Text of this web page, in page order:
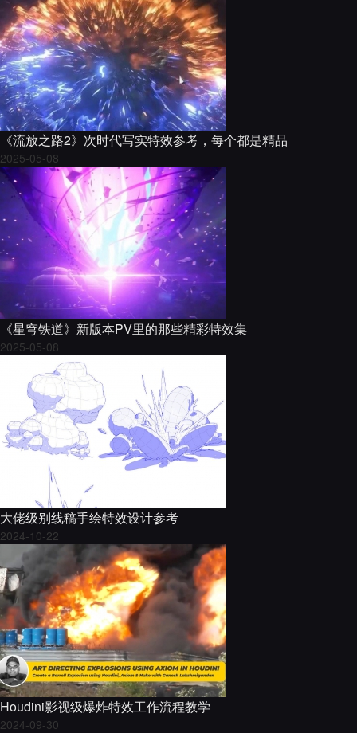
《流放之路2》次时代写实特效参考，每个都是精品
2025-05-08
《星穹铁道》新版本PV里的那些精彩特效集
2025-05-08
大佬级别线稿手绘特效设计参考
2024-10-22
Houdini影视级爆炸特效工作流程教学
2024-09-30